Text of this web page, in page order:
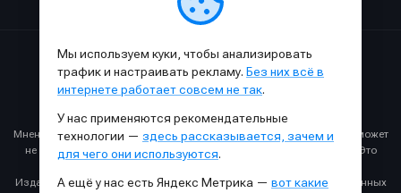
Сделано с к в SAMESOUND© 2015-2026.
Использование материалов SAMESOUND разрешено только с
Все права на картинки и тексты принадлежат их авторам.
Мнение авторов может не совпадать с мнением редакции, которое может
не совпадать с вашим мнением и меняться с течением времени. Это
Издание может получать комиссию от покупки товаров, представленных
Мы используем куки, чтобы анализировать
трафик и настраивать рекламу. Без них всё в
интернете работает совсем не так.
У нас применяются рекомендательные
технологии — здесь рассказывается, зачем и
для чего они используются.
А ещё у нас есть Яндекс Метрика — вот какие